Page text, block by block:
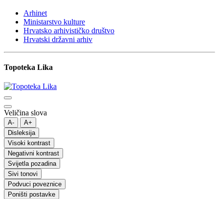
Arhinet
Ministarstvo kulture
Hrvatsko arhivističko društvo
Hrvatski državni arhiv
Topoteka Lika
Veličina slova
A-
A+
Disleksija
Visoki kontrast
Negativni kontrast
Svijetla pozadina
Sivi tonovi
Podvuci poveznice
Poništi postavke